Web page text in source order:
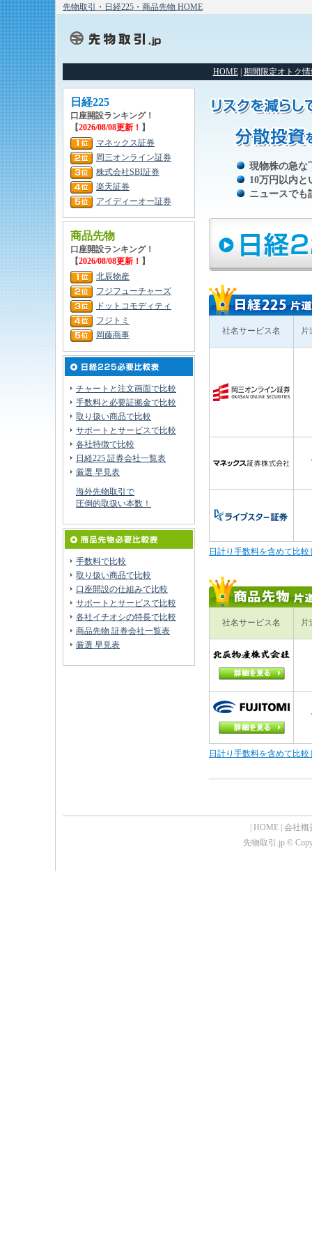
先物取引・日経225・商品先物 HOME
HOME| 期間限定オトク情
日経225
口座開設ランキング！
【2026/08/08更新！ 】
マネックス証券
岡三オンライン証券
株式会社SBI証券
楽天証券
アイディーオー証券
商品先物
口座開設ランキング！
【2026/08/08更新！ 】
北辰物産
フジフューチャーズ
ドットコモディティ
フジトミ
岡藤商事
チャートと注文画面で比較
手数料と必要証拠金で比較
取り扱い商品で比較
サポートとサービスで比較
各社特徴で比較
日経225 証券会社一覧表
厳選 早見表
海外先物取引で
圧倒的取扱い本数！
手数料で比較
取り扱い商品で比較
口座開設の仕組みで比較
サポートとサービスで比較
各社イチオシの特長で比較
商品先物 証券会社一覧表
厳選 早見表
現物株の急な
10万円以内
ニュースで
社名サービス名 片
日計り手数料を含めて比
社名サービス名 片
日計り手数料を含めて比
HOME 会社概
先物取引.jp ©